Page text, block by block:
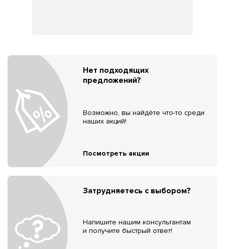
Нет подходящих
предложений?
Возможно, вы найдёте что-то среди
наших акций!
Посмотреть акции
Затрудняетесь с выбором?
Напишите нашим консультантам
и получите быстрый ответ!